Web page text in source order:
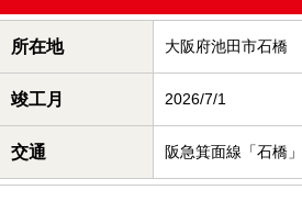
所在地 大阪府池田市石橋
竣工月 2026/7/1
交通 阪急箕面線「石橋